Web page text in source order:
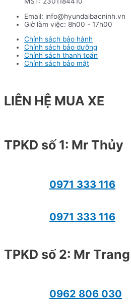
Email: info@hyundaibacninh.vn
Giờ làm việc: 8h00 - 17h00
Chính sách bảo hành
Chính sách bảo dưỡng
Chính sách thanh toán
Chính sách bảo mật
LIÊN HỆ MUA XE
TPKD số 1: Mr Thủy
0971 333 116
0971 333 116
TPKD số 2: Mr Trang
0962 806 030